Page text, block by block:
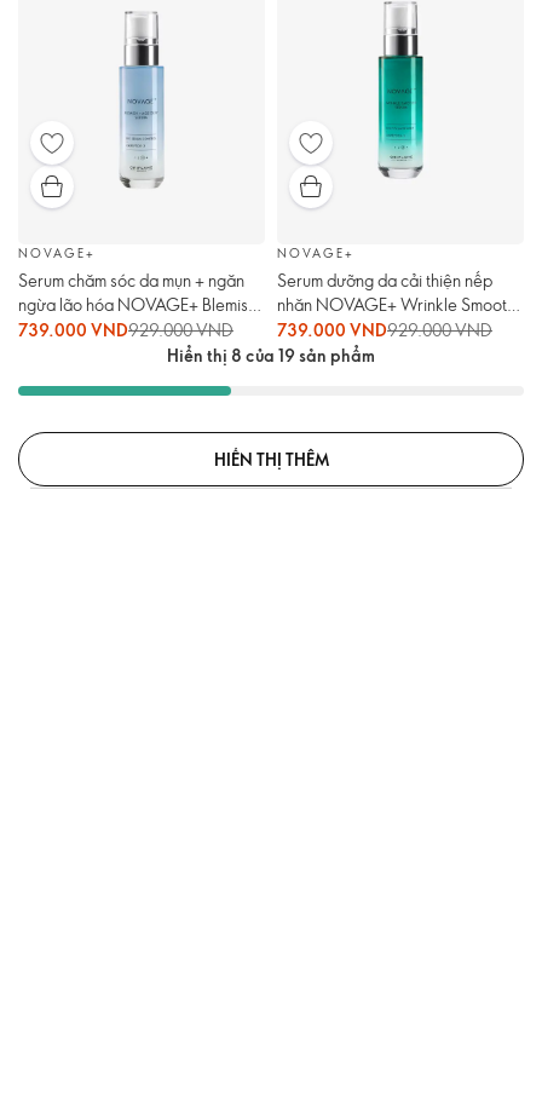
NOVAGE+
Serum chăm sóc da mụn + ngăn
ngừa lão hóa NOVAGE+ Blemish
+ Age Defy Serum
739.000 VND929.000 VND
NOVAGE+
Serum dưỡng da cải thiện nếp
nhăn NOVAGE+ Wrinkle Smooth
Serum
739.000 VND929.000 VND
Hiển thị 8 của 19 sản phẩm
HIỂN THỊ THÊM